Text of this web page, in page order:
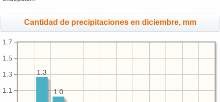
Cantidad de precipitaciones en diciembre, mm
1.1
1.3
1.5
1.7
1.0
1.3
1.0
1.3